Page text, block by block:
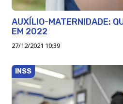
AUXÍLIO-MATERNIDADE:
EM 2022
27/12/2021 10:39
INSS